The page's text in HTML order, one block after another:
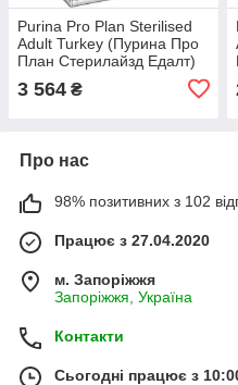
Purina Pro Plan Sterilised
Adult Turkey (Пурина Про
План Стерилайзд Едалт)
індичкою
3 564 ₴
Про нас
98% позитивних з 102
Працює з 27.04.2020
м. Запоріжжя
Запоріжжя, Україна
Контакти
Сьогодні працює з